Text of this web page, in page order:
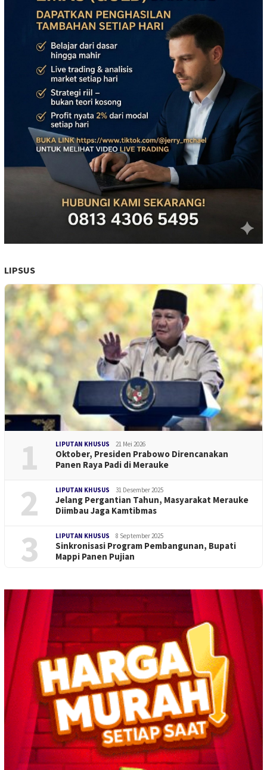
LIPSUS
1 LIPUTAN KHUSUS 21 Mei 2026
Oktober, Presiden Prabowo Direncanakan
Panen Raya Padi di Merauke
2 LIPUTAN KHUSUS 31 Desember 2025
Jelang Pergantian Tahun, Masyarakat Merauke
Diimbau Jaga Kamtibmas
3 LIPUTAN KHUSUS 8 September 2025
Sinkronisasi Program Pembangunan, Bupati
Mappi Panen Pujian